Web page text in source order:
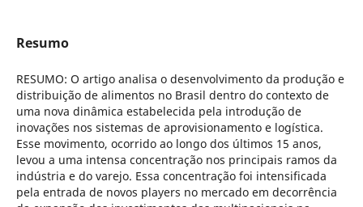
Resumo
RESUMO: O artigo analisa o desenvolvimento da produção e
distribuição de alimentos no Brasil dentro do contexto de
uma nova dinâmica estabelecida pela introdução de
inovações nos sistemas de aprovisionamento e logística.
Esse movimento, ocorrido ao longo dos últimos 15 anos,
levou a uma intensa concentração nos principais ramos da
indústria e do varejo. Essa concentração foi intensificada
pela entrada de novos players no mercado em decorrência